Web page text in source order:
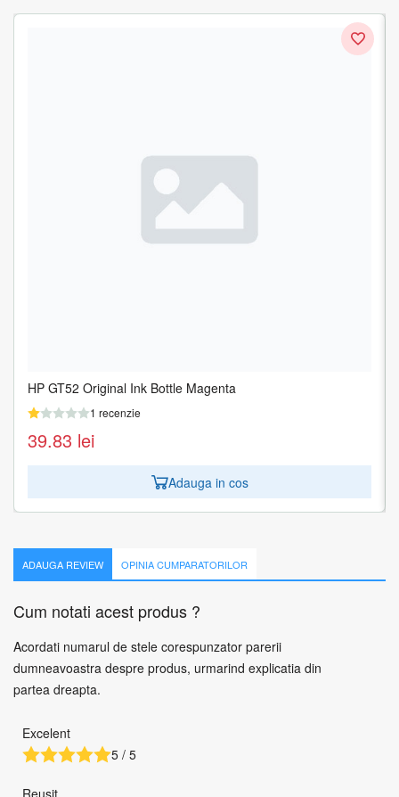
HP GT52 Original Ink Bottle Magenta
1 recenzie
39.83 lei
Adauga in cos
HP GT52 Original Ink Bottle Yellow
1 recenzie
39.83 lei
Adauga in cos
ADAUGA REVIEW OPINIA CUMPARATORILOR
Cum notati acest produs ?
Acordati numarul de stele corespunzator parerii
dumneavoastra despre produs, urmarind explicatia din
partea dreapta.
Excelent
5 / 5
Reusit